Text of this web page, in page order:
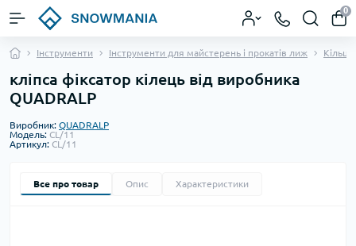
0
Інструменти Інструменти для майстерень і прокатів лиж
кліпса фіксатор кілець від виробника
QUADRALP
Виробник: QUADRALP
Модель: CL/11
Артикул: CL/11
Все про товар Опис Характеристики